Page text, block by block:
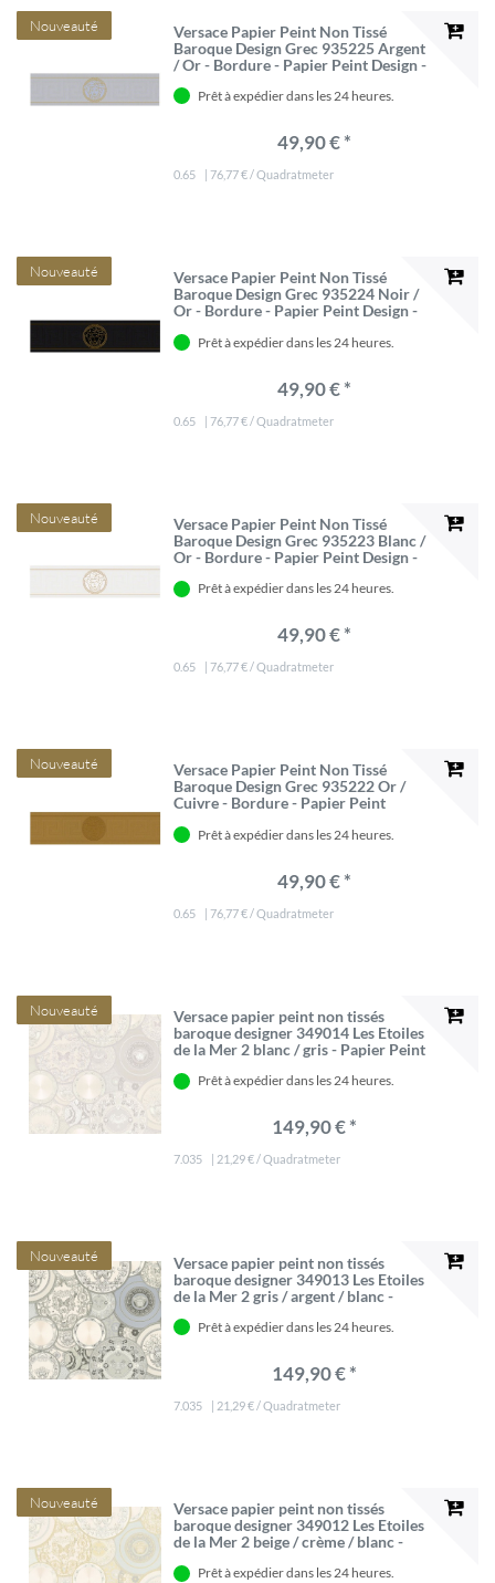
Nouveauté
Versace Papier Peint Non Tissé
Baroque Design Grec 935225 Argent
/ Or - Bordure - Papier Peint Design -
Prêt à expédier dans les 24 heures.
49,90 € *
0.65 | 76,77 € / Quadratmeter
Nouveauté
Versace Papier Peint Non Tissé
Baroque Design Grec 935224 Noir /
Or - Bordure - Papier Peint Design -
Prêt à expédier dans les 24 heures.
49,90 € *
0.65 | 76,77 € / Quadratmeter
Nouveauté
Versace Papier Peint Non Tissé
Baroque Design Grec 935223 Blanc /
Or - Bordure - Papier Peint Design -
Prêt à expédier dans les 24 heures.
49,90 € *
0.65 | 76,77 € / Quadratmeter
Nouveauté
Versace Papier Peint Non Tissé
Baroque Design Grec 935222 Or /
Cuivre - Bordure - Papier Peint
Prêt à expédier dans les 24 heures.
49,90 € *
0.65 | 76,77 € / Quadratmeter
Nouveauté
Versace papier peint non tissés
baroque designer 349014 Les Etoiles
de la Mer 2 blanc / gris - Papier Peint
Prêt à expédier dans les 24 heures.
149,90 € *
7.035 | 21,29 € / Quadratmeter
Nouveauté
Versace papier peint non tissés
baroque designer 349013 Les Etoiles
de la Mer 2 gris / argent / blanc -
Prêt à expédier dans les 24 heures.
149,90 € *
7.035 | 21,29 € / Quadratmeter
Nouveauté
Versace papier peint non tissés
baroque designer 349012 Les Etoiles
de la Mer 2 beige / crème / blanc -
Prêt à expédier dans les 24 heures.